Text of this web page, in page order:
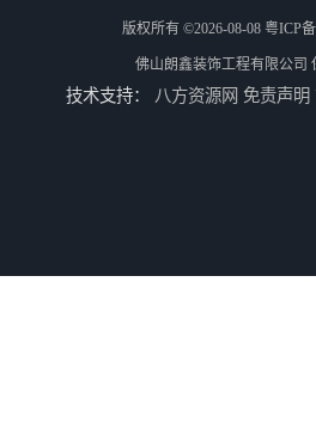
版权所有 ©2026-08-08 粤ICP
佛山朗鑫装饰工程有限公司
技术支持： 八方资源网 免责声明